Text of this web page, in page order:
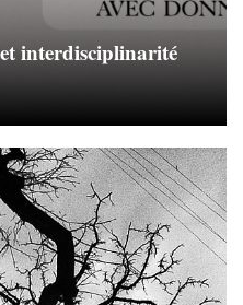
interdisciplinarité